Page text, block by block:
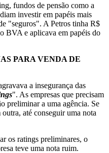
fundos de pensão como a
investir em papéis mais
"seguros". A Petros tinha R$
BVA e aplicava em papéis do
PARA VENDA DE
a insegurança das
". As empresas que precisam
preliminar a uma agência. Se
até conseguir uma nota
os ratings preliminares, o
teve uma nota ruim.